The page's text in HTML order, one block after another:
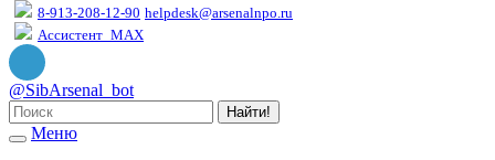
8-913-208-12-90 helpdesk@arsenalnpo.ru
Ассистент_MAX
@SibArsenal_bot
Найти!
Меню